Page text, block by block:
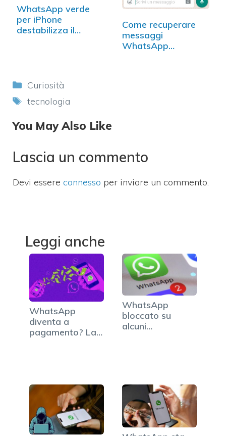
WhatsApp verde
per iPhone
destabilizza il
Come recuperare
messaggi
WhatsApp
Categorie
Curiosità
Tag
tecnologia
You May Also Like
Lascia un commento
Devi essere connesso per inviare un commento.
Leggi anche
WhatsApp
diventa a
pagamento? La
WhatsApp
bloccato su
alcuni